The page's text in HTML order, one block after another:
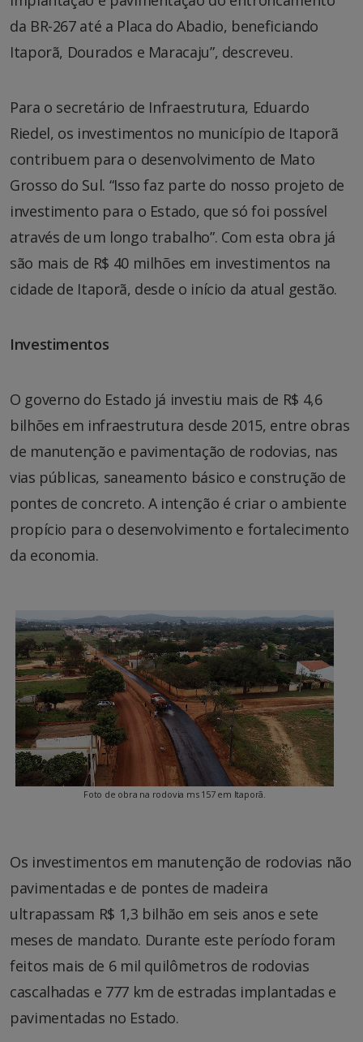
da BR-267 até a Placa do Abadio, beneficiando
Itaporã, Dourados e Maracaju”, descreveu.
Para o secretário de Infraestrutura, Eduardo
Riedel, os investimentos no município de Itaporã
contribuem para o desenvolvimento de Mato
Grosso do Sul. “Isso faz parte do nosso projeto de
investimento para o Estado, que só foi possível
através de um longo trabalho”. Com esta obra já
são mais de R$ 40 milhões em investimentos na
cidade de Itaporã, desde o início da atual gestão.
Investimentos
O governo do Estado já investiu mais de R$ 4,6
bilhões em infraestrutura desde 2015, entre obras
de manutenção e pavimentação de rodovias, nas
vias públicas, saneamento básico e construção de
pontes de concreto. A intenção é criar o ambiente
propício para o desenvolvimento e fortalecimento
da economia.
Foto de obra na rodovia ms 157 em Itaporã.
Os investimentos em manutenção de rodovias não
pavimentadas e de pontes de madeira
ultrapassam R$ 1,3 bilhão em seis anos e sete
meses de mandato. Durante este período foram
feitos mais de 6 mil quilômetros de rodovias
cascalhadas e 777 km de estradas implantadas e
pavimentadas no Estado.